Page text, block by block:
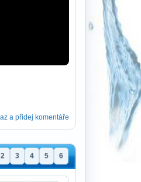
a přidej komentáře
2 3 4 5 6